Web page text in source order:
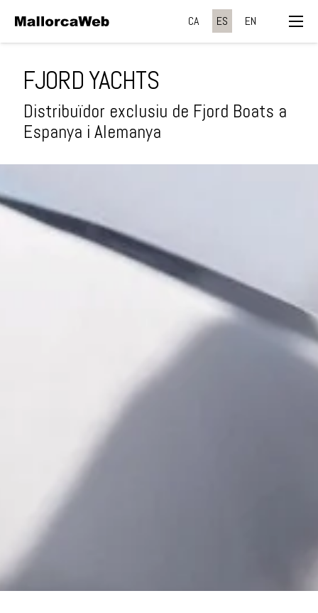
CA ES EN
FJORD YACHTS
Distribuïdor exclusiu de Fjord Boats a
Espanya i Alemanya